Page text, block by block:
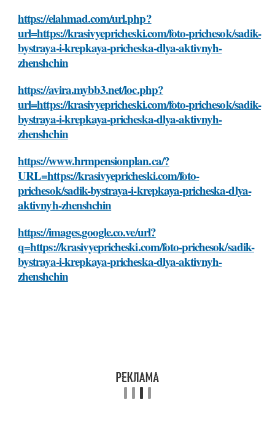
https://elahmad.com/url.php?
url=https://krasivyepricheski.com/foto-prichesok/sadik-
bystraya-i-krepkaya-pricheska-dlya-aktivnyh-
zhenshchin
https://avira.mybb3.net/loc.php?
url=https://krasivyepricheski.com/foto-prichesok/sadik-
bystraya-i-krepkaya-pricheska-dlya-aktivnyh-
zhenshchin
https://www.hrmpensionplan.ca/?
URL=https://krasivyepricheski.com/foto-
prichesok/sadik-bystraya-i-krepkaya-pricheska-dlya-
aktivnyh-zhenshchin
https://images.google.co.ve/url?
q=https://krasivyepricheski.com/foto-prichesok/sadik-
bystraya-i-krepkaya-pricheska-dlya-aktivnyh-
zhenshchin